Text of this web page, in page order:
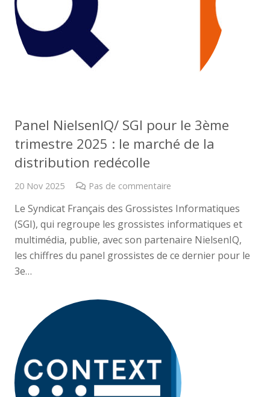
Panel NielsenIQ/ SGI pour le 3ème
trimestre 2025 : le marché de la
distribution redécolle
20 Nov 2025 Pas de commentaire
Le Syndicat Français des Grossistes Informatiques
(SGI), qui regroupe les grossistes informatiques et
multimédia, publie, avec son partenaire NielsenIQ,
les chiffres du panel grossistes de ce dernier pour le
3e…